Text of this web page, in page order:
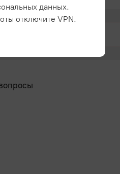
нам
данных.
отключите VPN.